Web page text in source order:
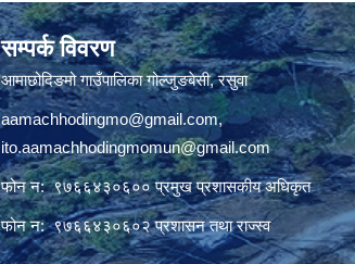
सम्पर्क विवरण
आमाछोदिङमो गाउँपालिका गोल्जुङबेसी, रसुवा
aamachhodingmo@gmail.com,
ito.aamachhodingmomun@gmail.com
फोन न: ९७६६४३०६०० प्रमुख प्रशासकीय अधिकृत
फोन न: ९७६६४३०६०२ प्रशासन तथा राज्स्व